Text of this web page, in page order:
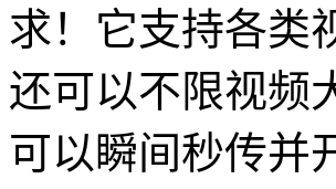
求！它支持各类
还可以不限视频
可以瞬间秒传并